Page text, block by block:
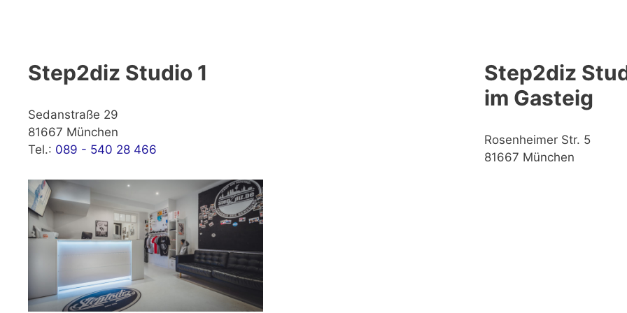
Step2diz Studio 1
Sedanstraße 29
81667 München
Tel.: 089 - 540 28 466
Step2diz
im Gasteig
Rosenheimer Str. 5
81667 München